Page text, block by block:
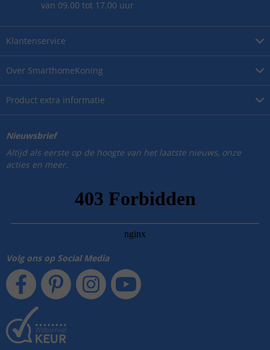
Over SmarthomeKoning
Product extra informatie
Klantenservice
van 09.00 tot 17.00 uur
Nieuwsbrief
Altijd als eerste op de hoogte van het laatste nieuws, onze
acties en meer.
Volg ons op Social Media